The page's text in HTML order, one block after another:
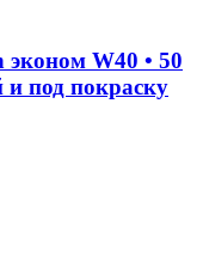
W40 • 50
под покраску